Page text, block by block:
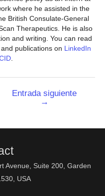
where he assisted in the
British Consulate-General
Therapeutics. He is also
and writing. You can read
publications on LinkedIn
.
Entrada siguiente
→
Avenue, Suite 200, Garden
USA